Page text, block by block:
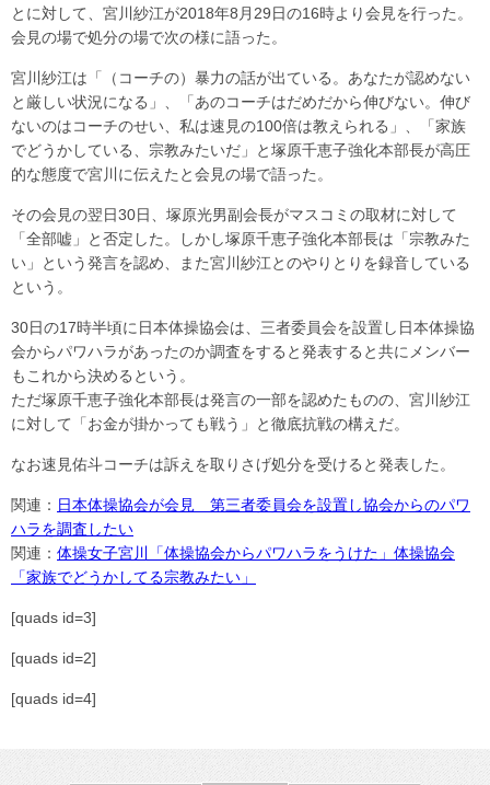
とに対して、宮川紗江が2018年8月29日の16時より会見を行った。
会見の場で処分の場で次の様に語った。
宮川紗江は「（コーチの）暴力の話が出ている。あなたが認めない
と厳しい状況になる」、「あのコーチはだめだから伸びない。伸び
ないのはコーチのせい、私は速見の100倍は教えられる」、「家族
でどうかしている、宗教みたいだ」と塚原千恵子強化本部長が高圧
的な態度で宮川に伝えたと会見の場で語った。
その会見の翌日30日、塚原光男副会長がマスコミの取材に対して
「全部嘘」と否定した。しかし塚原千恵子強化本部長は「宗教みた
い」という発言を認め、また宮川紗江とのやりとりを録音している
という。
30日の17時半頃に日本体操協会は、三者委員会を設置し日本体操協
会からパワハラがあったのか調査をすると発表すると共にメンバー
もこれから決めるという。
ただ塚原千恵子強化本部長は発言の一部を認めたものの、宮川紗江
に対して「お金が掛かっても戦う」と徹底抗戦の構えだ。
なお速見佑斗コーチは訴えを取りさげ処分を受けると発表した。
関連： 日本体操協会が会見 第三者委員会を設置し協会からのパワ
ハラを調査したい
関連： 体操女子宮川「体操協会からパワハラをうけた」体操協会
「家族でどうかしてる宗教みたい」
[quads id=3]
[quads id=2]
[quads id=4]